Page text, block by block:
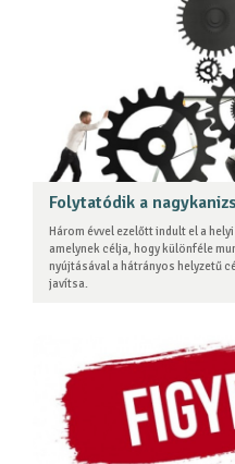
Folytatódik a
Három évvel ezelőtt indult el a
amelynek célja, hogy különféle
nyújtásával a hátrányos helyzetű
javítsa.